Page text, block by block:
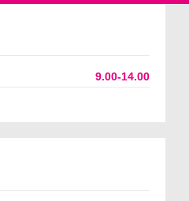
9.00-14.00